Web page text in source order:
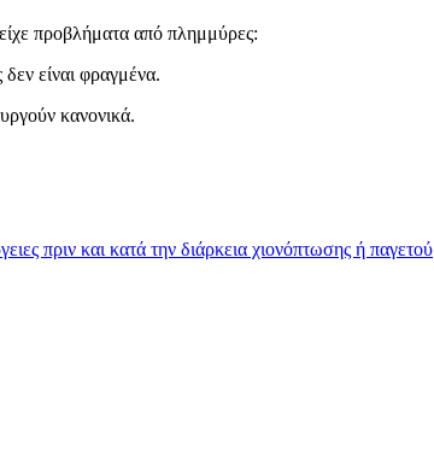
προβλήματα από πλημμύρες:
δεν είναι φραγμένα.
κανονικά.
πριν και κατά την διάρκεια χιονόπτωσης ή παγετού